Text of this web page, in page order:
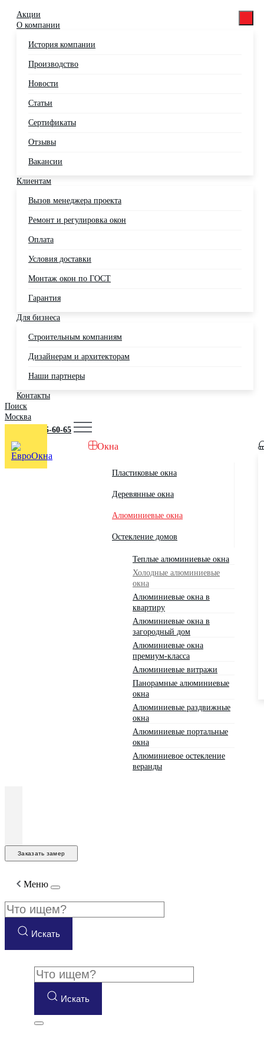
Акции
О компании
История компании
Производство
Новости
Статьи
Сертификаты
Отзывы
Вакансии
Клиентам
Вызов менеджера проекта
Ремонт и регулировка окон
Оплата
Условия доставки
Монтаж окон по ГОСТ
Гарантия
Для бизнеса
Строительным компаниям
Дизайнерам и архитекторам
Наши партнеры
Контакты
Поиск
Москва
+7 (495) 725-60-65
Окна
Пластиковые окна
Деревянные окна
Алюминиевые окна
Остекление домов
Теплые алюминиевые окна
Холодные алюминиевые
окна
Алюминиевые окна в
квартиру
Алюминиевые окна в
загородный дом
Алюминиевые окна
премиум-класса
Алюминиевые витражи
Панорамные алюминиевые
окна
Алюминиевые раздвижные
окна
Алюминиевые портальные
окна
Алюминиевое остекление
веранды
Заказать замер
Меню
Искать
Искать